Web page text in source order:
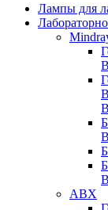
Лампы для
ABX